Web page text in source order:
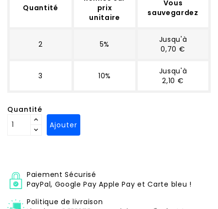
Quantité
prix
unitaire
Vous
sauvegardez
2 5%
Jusqu'à
0,70 €
3 10%
Jusqu'à
2,10 €
Quantité
Ajouter
Paiement Sécurisé
PayPal, Google Pay Apple Pay et Carte bleu !
Politique de livraison